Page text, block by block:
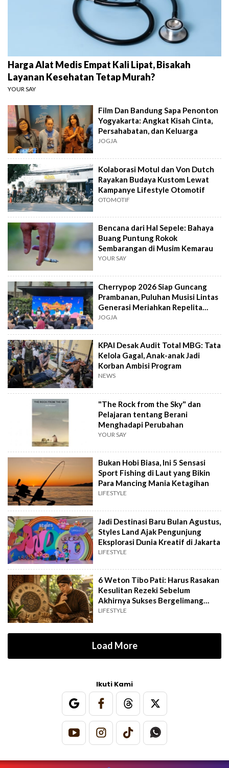
Harga Alat Medis Empat Kali Lipat, Bisakah
Layanan Kesehatan Tetap Murah?
YOUR SAY
Film Dan Bandung Sapa Penonton
Yogyakarta: Angkat Kisah Cinta,
Persahabatan, dan Keluarga
JOGJA
Kolaborasi Motul dan Von Dutch
Rayakan Budaya Kustom Lewat
Kampanye Lifestyle Otomotif
OTOMOTIF
Bencana dari Hal Sepele: Bahaya
Buang Puntung Rokok
Sembarangan di Musim Kemarau
YOUR SAY
Cherrypop 2026 Siap Guncang
Prambanan, Puluhan Musisi Lintas
Generasi Meriahkan Repelita
Musik
JOGJA
KPAI Desak Audit Total MBG: Tata
Kelola Gagal, Anak-anak Jadi
Korban Ambisi Program
NEWS
"The Rock from the Sky" dan
Pelajaran tentang Berani
Menghadapi Perubahan
YOUR SAY
Bukan Hobi Biasa, Ini 5 Sensasi
Sport Fishing di Laut yang Bikin
Para Mancing Mania Ketagihan
LIFESTYLE
Jadi Destinasi Baru Bulan Agustus,
Styles Land Ajak Pengunjung
Eksplorasi Dunia Kreatif di Jakarta
LIFESTYLE
6 Weton Tibo Pati: Harus Rasakan
Kesulitan Rezeki Sebelum
Akhirnya Sukses Bergelimang
Harta
LIFESTYLE
Load More
Ikuti Kami